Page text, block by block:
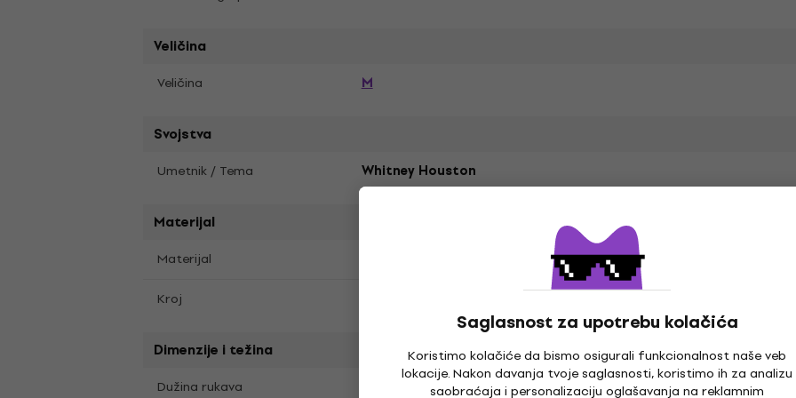
Saglasnost za upotrebu kolačića
Koristimo kolačiće da bismo osigurali funkcionalnost naše veb
lokacije. Nakon davanja tvoje saglasnosti, koristimo ih za analizu
saobraćaja i personalizaciju oglašavanja na reklamnim
Veličina
Veličina M
Svojstva
Umetnik / Tema Whitney Houston
Materijal
Materijal Specifikacija materijala
Kroj
Dimenzije i težina
Dužina rukava